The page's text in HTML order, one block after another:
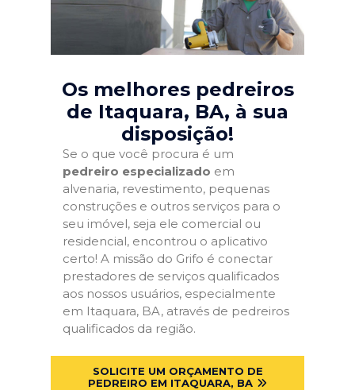
Os melhores pedreiros
de Itaquara, BA, à sua
disposição!
Se o que você procura é um
pedreiro especializado em
alvenaria, revestimento, pequenas
construções e outros serviços para o
seu imóvel, seja ele comercial ou
residencial, encontrou o aplicativo
certo! A missão do Grifo é conectar
prestadores de serviços qualificados
aos nossos usuários, especialmente
em Itaquara, BA, através de pedreiros
qualificados da região.
SOLICITE UM ORÇAMENTO DE
PEDREIRO EM ITAQUARA, BA